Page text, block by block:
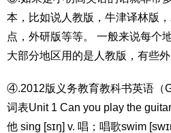
本，比如说人教版，牛津译林版
点，外研版等等。 一般来说每个
大部分地区用的是人教版，有些
④.2012版义务教育教科书英语（
词表Unit 1 Can you play the
他 sing [sɪŋ] v. 唱；唱歌swim